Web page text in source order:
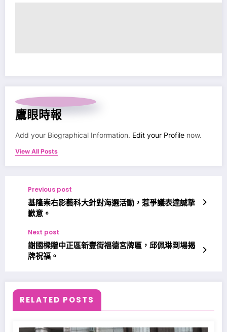
鷹眼時報
Add your Biographical Information. Edit your Profile now.
View All Posts
Previous post
基隆崇右影藝科大針對海選活動，惹爭議表達誠摯
歉意。
Next post
謝國樑贈中正區新豐街福德宮牌匾，邱佩琳到場揭
牌祝福。
RELATED POSTS